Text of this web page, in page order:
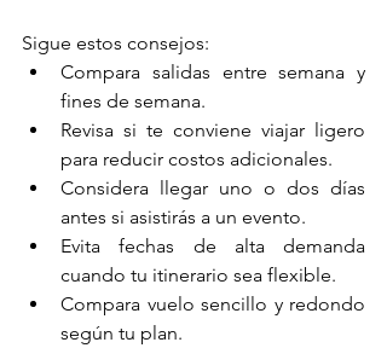
Sigue estos consejos:
Compara salidas entre semana y
fines de semana.
Revisa si te conviene viajar ligero
para reducir costos adicionales.
Considera llegar uno o dos días
antes si asistirás a un evento.
Evita fechas de alta demanda
cuando tu itinerario sea flexible.
Compara vuelo sencillo y redondo
según tu plan.